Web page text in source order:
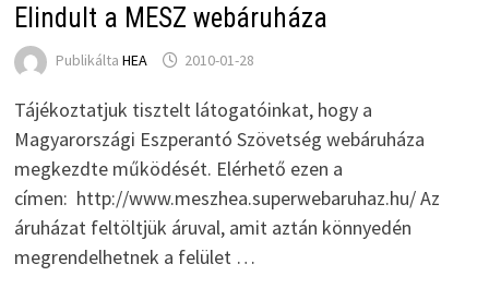
Elindult a MESZ webáruháza
Publikálta HEA 2010-01-28
Tájékoztatjuk tisztelt látogatóinkat, hogy a
Magyarországi Eszperantó Szövetség webáruháza
megkezdte működését. Elérhető ezen a
címen: http://www.meszhea.superwebaruhaz.hu/ Az
áruházat feltöltjük áruval, amit aztán könnyedén
megrendelhetnek a felület …